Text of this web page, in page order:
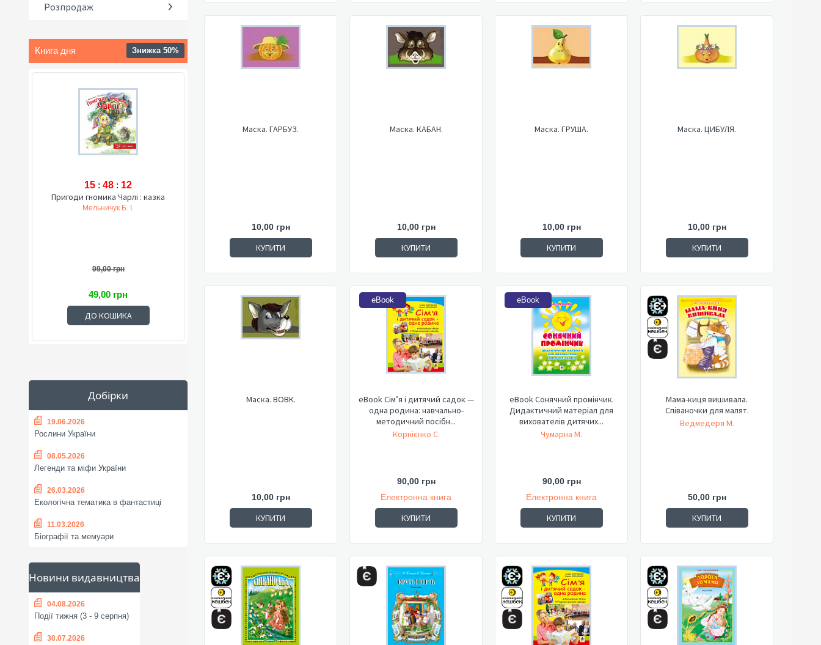
Розпродаж
Книга дня Знижка 50%
15 : 48 : 11
Пригоди гномика Чарлі : казка
Мельничук Б. І.
99,00 грн
49,00 грн
ДО КОШИКА
Добірки
19.06.2026
Рослини України
08.05.2026
Легенди та міфи України
26.03.2026
Екологічна тематика в фантастиці
11.03.2026
Біографії та мемуари
Новини видавництва
04.08.2026
Події тижня (3 - 9 серпня)
30.07.2026
Маска. ГАРБУЗ.
10,00 грн
КУПИТИ
Маска. КАБАН.
10,00 грн
КУПИТИ
Маска. ГРУША.
10,00 грн
КУПИТИ
Маска. ЦИБУЛЯ.
10,00 грн
КУПИТИ
Маска. ВОВК.
10,00 грн
КУПИТИ
eBook
eBook Сім’я і дитячий садок —
одна родина: навчально-
методичний посібн...
Корнієнко С.
90,00 грн
Електронна книга
КУПИТИ
eBook
eBook Сонячний промінчик.
Дидактичний матеріал для
вихователів дитячих...
Чумарна М.
90,00 грн
Електронна книга
КУПИТИ
Мама-киця вишивала.
Співаночки для малят.
Ведмедеря М.
50,00 грн
КУПИТИ